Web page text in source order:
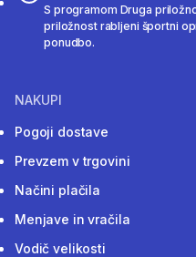
S programom Druga
priložnost rabljeni športni
ponudbo.
NAKUPI
Pogoji dostave
Prevzem v trgovini
Načini plačila
Menjave in vračila
Vodič velikosti